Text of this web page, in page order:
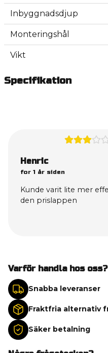
Inbyggnadsdjup
Monteringshål
Vikt
Specifikation
Henric
for 1 år siden
Kunde varit lite mer
den prislappen
Varför handla hos oss?
Snabba leveranser
Fraktfria alternativ
Säker betalning